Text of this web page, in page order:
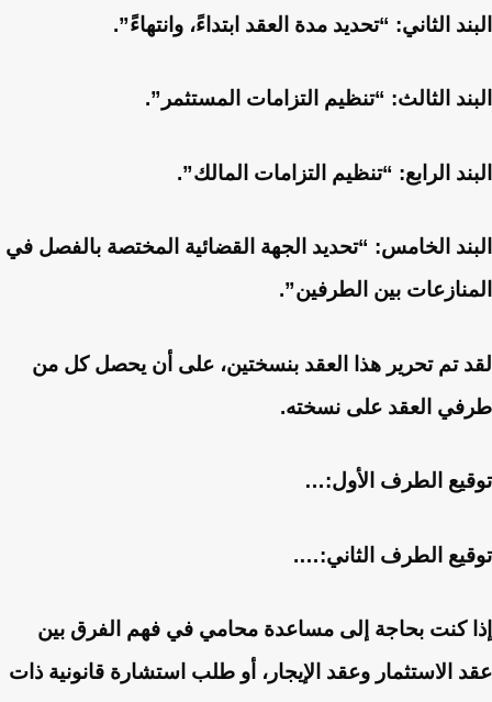
البند الثاني: “تحديد مدة العقد ابتداءً، وانتهاءً”.
البند الثالث: “تنظيم التزامات المستثمر”.
البند الرابع: “تنظيم التزامات المالك”.
البند الخامس: “تحديد الجهة القضائية المختصة بالفصل في
المنازعات بين الطرفين”.
لقد تم تحرير هذا العقد بنسختين، على أن يحصل كل من
طرفي العقد على نسخته.
توقيع الطرف الأول:…
توقيع الطرف الثاني:….
إذا كنت بحاجة إلى مساعدة محامي في فهم الفرق بين
عقد الاستثمار وعقد الإيجار، أو طلب استشارة قانونية ذات